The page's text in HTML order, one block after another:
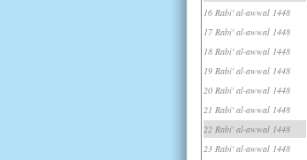
16 Rabi' al-awwal 1448
17 Rabi' al-awwal 1448
18 Rabi' al-awwal 1448
19 Rabi' al-awwal 1448
20 Rabi' al-awwal 1448
21 Rabi' al-awwal 1448
22 Rabi' al-awwal 1448
23 Rabi' al-awwal 1448